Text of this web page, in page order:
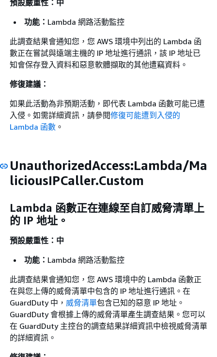
預設嚴重性：中
功能： Lambda 網路活動監控
此調查結果會通知您，您 AWS 環境中列出的 Lambda 函
數正在嘗試與遠端主機的 IP 地址進行通訊，該 IP 地址已
知會保存登入資料和惡意軟體擷取的其他遭竊資料。
修復建議：
如果此活動為非預期活動，即代表 Lambda 函數可能已遭
入侵。如需詳細資訊，請參閱修復可能遭到入侵的
Lambda 函數 。
UnauthorizedAccess:Lambda/Ma
liciousIPCaller.Custom
Lambda 函數正在連線至自訂威脅清單上
的 IP 地址。
預設嚴重性：中
功能： Lambda 網路活動監控
此調查結果會通知您，您 AWS 環境中的 Lambda 函數正
在與您上傳的威脅清單中包含的 IP 地址進行通訊。在
GuardDuty 中， 威脅清單包含已知的惡意 IP 地址。
GuardDuty 會根據上傳的威脅清單產生調查結果。您可以
在 GuardDuty 主控台的調查結果詳細資訊中檢視威脅清單
的詳細資訊。